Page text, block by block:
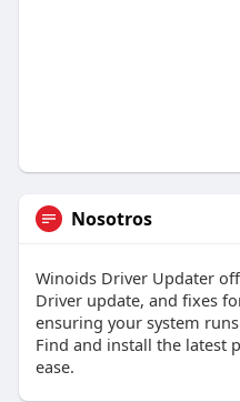
Nosotros
Winoids Driver Updater
Driver update, and fixes
ensuring your system
Find and install the latest
ease.